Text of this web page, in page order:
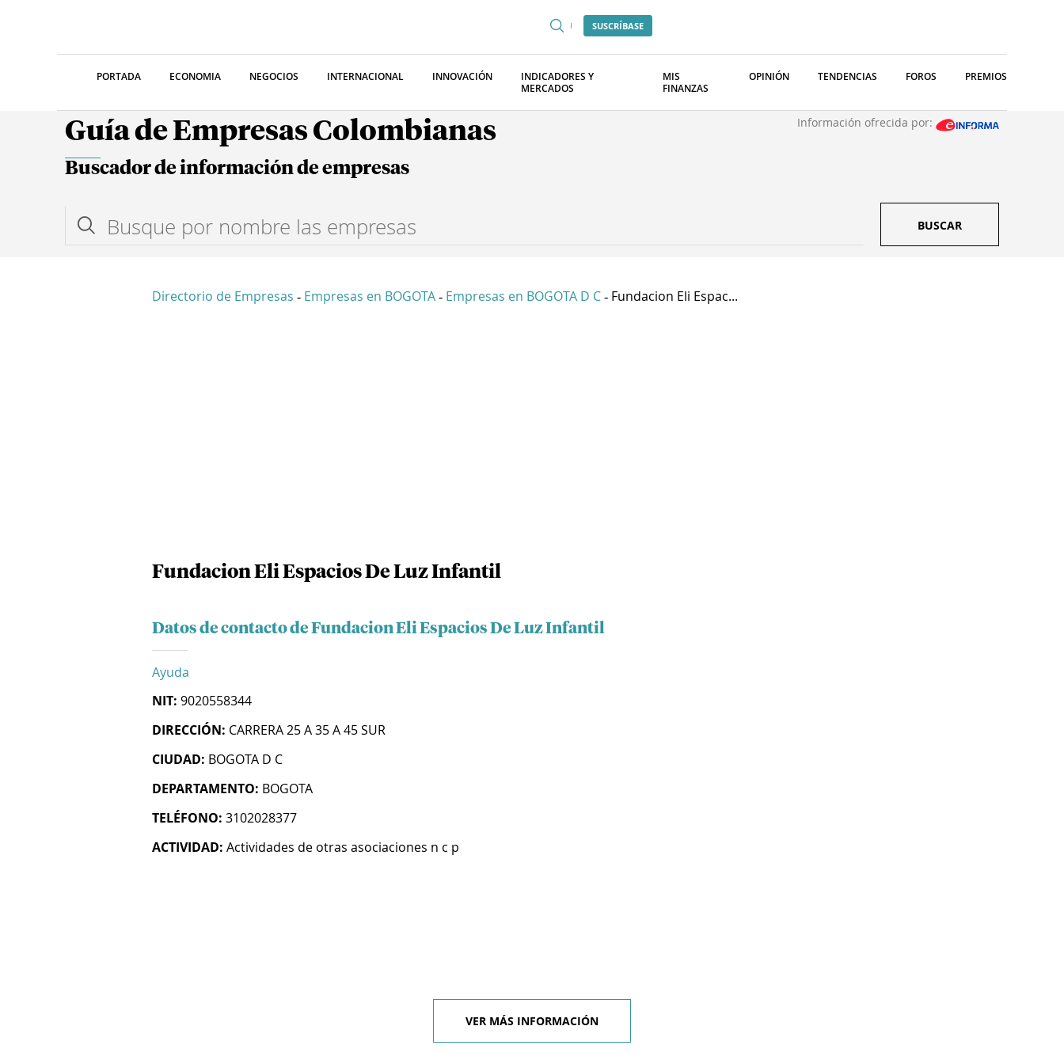
SUSCRÍBASE
PORTADA ECONOMIA NEGOCIOS INTERNACIONAL INNOVACIÓN
INDICADORES Y
MERCADOS
MIS
FINANZAS
OPINIÓN TENDENCIAS FOROS PREMIOS
Guía de Empresas Colombianas Información ofrecida por:
Buscador de información de empresas
BUSCAR
Directorio de Empresas - Empresas en BOGOTA - Empresas en BOGOTA D C - Fundacion Eli Espac...
Fundacion Eli Espacios De Luz Infantil
Datos de contacto de Fundacion Eli Espacios De Luz Infantil
Ayuda
NIT: 9020558344
DIRECCIÓN: CARRERA 25 A 35 A 45 SUR
CIUDAD: BOGOTA D C
DEPARTAMENTO: BOGOTA
TELÉFONO: 3102028377
ACTIVIDAD: Actividades de otras asociaciones n c p
VER MÁS INFORMACIÓN